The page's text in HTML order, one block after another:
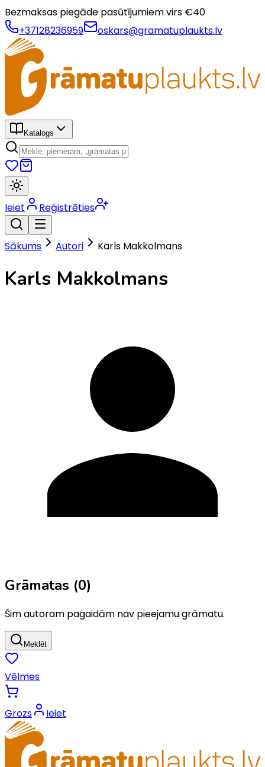
Bezmaksas piegāde pasūtījumiem virs €40
+37128236959
oskars@gramatuplaukts.lv
Katalogs
Ieiet Reģistrēties
Sākums Autori Karls Makkolmans
Karls Makkolmans
Grāmatas (0)
Šim autoram pagaidām nav pieejamu grāmatu.
Meklēt
Vēlmes
Grozs Ieiet